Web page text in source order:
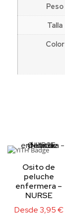
Peso
Talla
Color
Osito de
peluche
enfermera –
NURSE
Desde3,95€